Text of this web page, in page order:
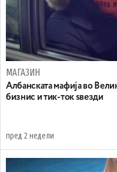
МАГАЗИН
Aлбанската мафија во
бизнис и тик-ток ѕвезди
пред 2 недели